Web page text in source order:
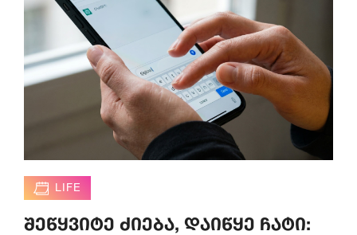
LIFE
შეწყვიტე ძიება, დაიწყე ჩატი: